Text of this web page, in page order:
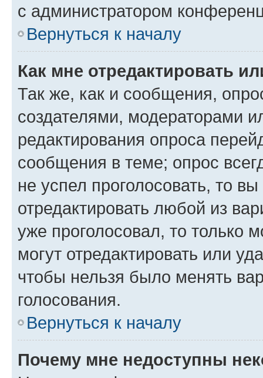
с администратором
Вернуться к началу
Как мне отредактировать
Так же, как и сообщения,
создателями, модераторами
редактирования опроса
сообщения в теме; опрос
не успел проголосовать, то
отредактировать любой из
уже проголосовал, то только
могут отредактировать или
чтобы нельзя было менять
голосования.
Вернуться к началу
Почему мне недоступны